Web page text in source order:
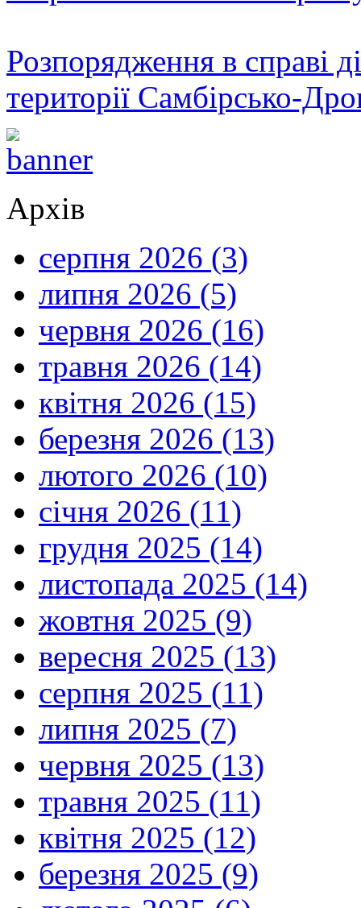
Розпорядження в справі
території Самбірсько-
Архів
серпня 2026 (3)
липня 2026 (5)
червня 2026 (16)
травня 2026 (14)
квітня 2026 (15)
березня 2026 (13)
лютого 2026 (10)
січня 2026 (11)
грудня 2025 (14)
листопада 2025 (14)
жовтня 2025 (9)
вересня 2025 (13)
серпня 2025 (11)
липня 2025 (7)
червня 2025 (13)
травня 2025 (11)
квітня 2025 (12)
березня 2025 (9)